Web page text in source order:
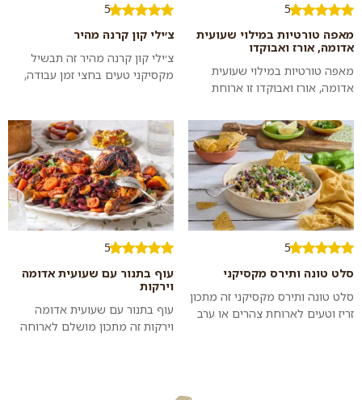
5
מאפה טורטיות במילוי שעועית
אדומה, אורז ואבוקדו
מאפה טורטיות במילוי שעועית
אדומה, אורז ואבוקדו זו ארוחת
ומאוד טעימה שאפשר להכין בבית
בקלו...
5
צ׳ילי קון קרנה מהיר
צ׳ילי קון קרנה מהיר זה תבשיל
מקסיקני טעים בחצי זמן עבודה,
מגישים בטור...
5
סלט טונה ותירס מקסיקני
סלט טונה ותירס מקסיקני זה מתכון
זריז וטעים לארוחת צהרים או ערב
5
עוף בתנור עם שעועית אדומה
וירקות
עוף בתנור עם שעועית אדומה
וירקות זה מתכון מושלם לארוחה